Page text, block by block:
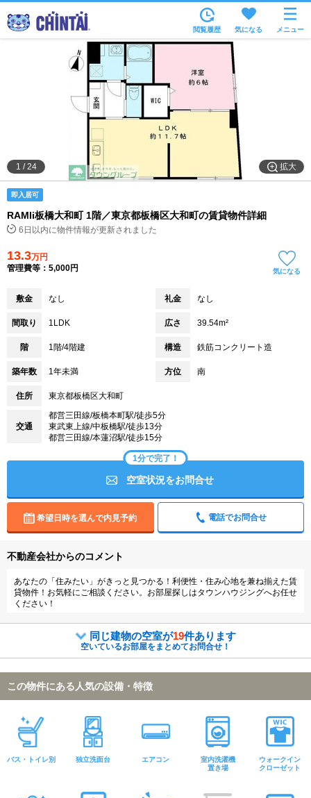
沿線・駅から
家賃相場から
通勤通学時間から
物件特集から
閲覧履歴 気になる メニュー
拡大
1 /24
即入居可
RAMIi板橋大和町 1階／東京都板橋区大和町の賃貸物件詳細
6日以内に物件情報が更新されました
13.3万円
管理費等：5,000円
気になる
敷金 なし 礼金 なし
間取り 1LDK 広さ 39.54m²
階 1階/4階建 構造 鉄筋コンクリート造
築年数 1年未満 方位 南
住所 東京都板橋区大和町
交通
都営三田線/板橋本町駅/徒歩5分
東武東上線/中板橋駅/徒歩13分
都営三田線/本蓮沼駅/徒歩15分
1分で完了！
空室状況をお問合せ
希望日時を選んで内見予約 電話でお問合せ
不動産会社からのコメント
あなたの「住みたい」がきっと見つかる！利便性・住み心地を兼ね揃えた賃
貸物件！お気軽にご相談ください。お部屋探しはタウンハウジングへお任せ
ください！
同じ建物の空室が19件あります
空いているお部屋をまとめてお問合せ！
この物件にある人気の設備・特徴
バス・トイレ別 独立洗面台 エアコン
室内洗濯機
置き場
ウォークイン
クローゼット